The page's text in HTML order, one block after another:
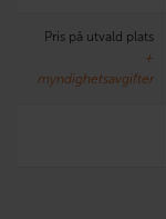
Pris på utvald plats
+
myndighetsavgifter